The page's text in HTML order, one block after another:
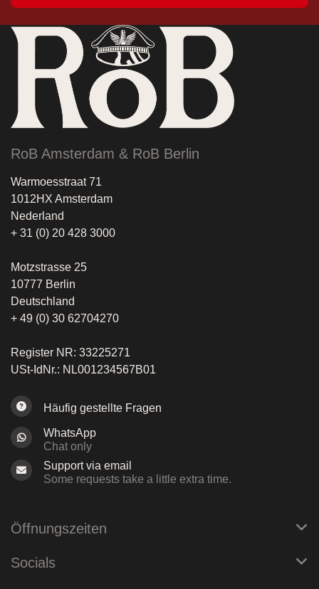
RoB Amsterdam & RoB Berlin
Warmoesstraat 71
1012HX Amsterdam
Nederland
+ 31 (0) 20 428 3000
Motzstrasse 25
10777 Berlin
Deutschland
+ 49 (0) 30 62704270
Register NR: 33225271
USt-IdNr.: NL001234567B01
Häufig gestellte Fragen
WhatsApp
Chat only
Support via email
Some requests take a little extra time.
Öffnungszeiten
Socials